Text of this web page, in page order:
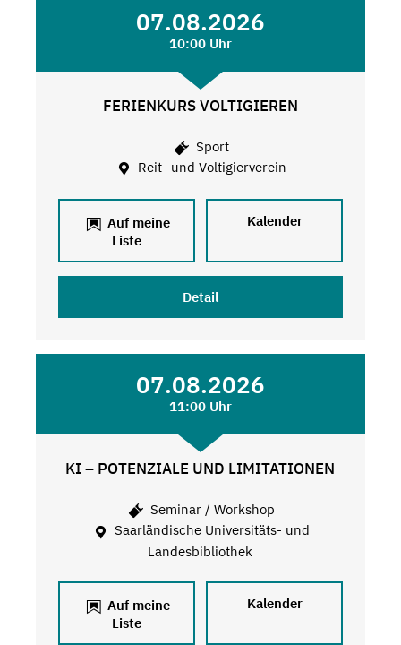
07.08.2026
10:00 Uhr
FERIENKURS VOLTIGIEREN
Sport
Reit- und Voltigierverein
Auf meine
Liste
Kalender
Detail
07.08.2026
11:00 Uhr
KI – POTENZIALE UND LIMITATIONEN
Seminar / Workshop
Saarländische Universitäts- und
Landesbibliothek
Auf meine
Liste
Kalender